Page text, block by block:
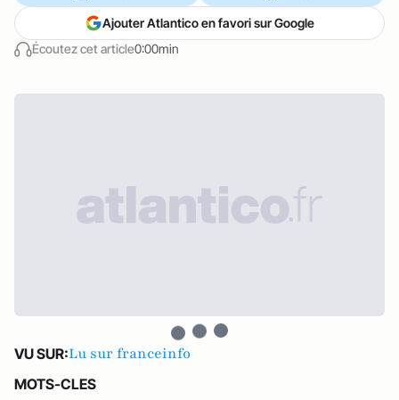
Écoutez cet article0:00min
Ajouter Atlantico en favori sur Google
VU SUR:Lu sur franceinfo
MOTS-CLES